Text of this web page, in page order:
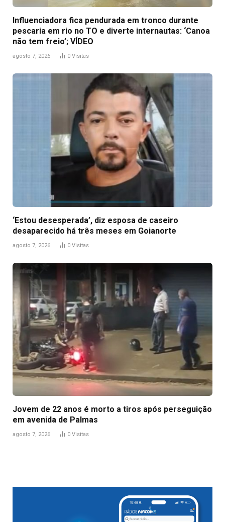
Influenciadora fica pendurada em tronco durante
pescaria em rio no TO e diverte internautas: ‘Canoa
não tem freio’; VÍDEO
agosto 7, 2026 0 Visitas
‘Estou desesperada’, diz esposa de caseiro
desaparecido há três meses em Goianorte
agosto 7, 2026 0 Visitas
Jovem de 22 anos é morto a tiros após perseguição
em avenida de Palmas
agosto 7, 2026 0 Visitas